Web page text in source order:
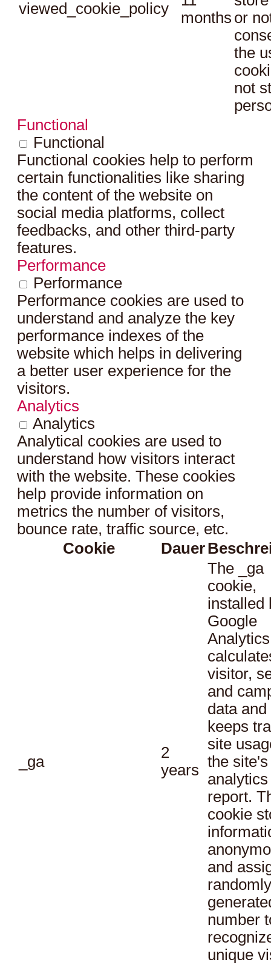
viewed_cookie_policy
months or
the
not
Functional
Functional
Functional cookies help to perform
certain functionalities like sharing
the content of the website on
social media platforms, collect
feedbacks, and other third-party
features.
Performance
Performance
Performance cookies are used to
understand and analyze the key
performance indexes of the
website which helps in delivering
a better user experience for the
visitors.
Analytics
Analytics
Analytical cookies are used to
understand how visitors interact
with the website. These cookies
help provide information on
metrics the number of visitors,
bounce rate, traffic source, etc.
Cookie
Dauer
_ga
2
years
The _ga
cookie,
installed
Google
visitor,
and
data and
keeps
site
the site's
analytics
report.
cookie
and
randomly
number
unique